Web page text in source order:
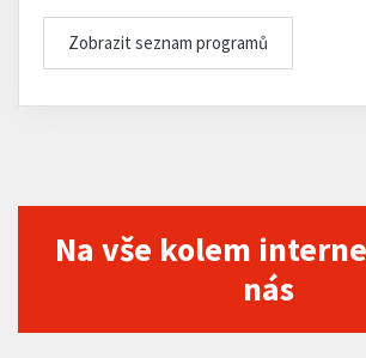
Zobrazit seznam programů
Na vše kolem
nás